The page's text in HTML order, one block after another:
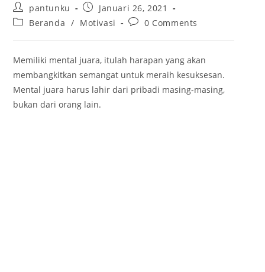
P
o
s
u
t
h
o
r
pantunku
P
o
s
u
b
l
i
s
Januari 26, 2021
P
t
c
a
t
e
g
Beranda / Motivasi
P
t
c
o
m
0 Comments
Memiliki mental juara, itulah harapan yang akan
membangkitkan semangat untuk meraih kesuksesan.
Mental juara harus lahir dari pribadi masing-masing,
bukan dari orang lain.